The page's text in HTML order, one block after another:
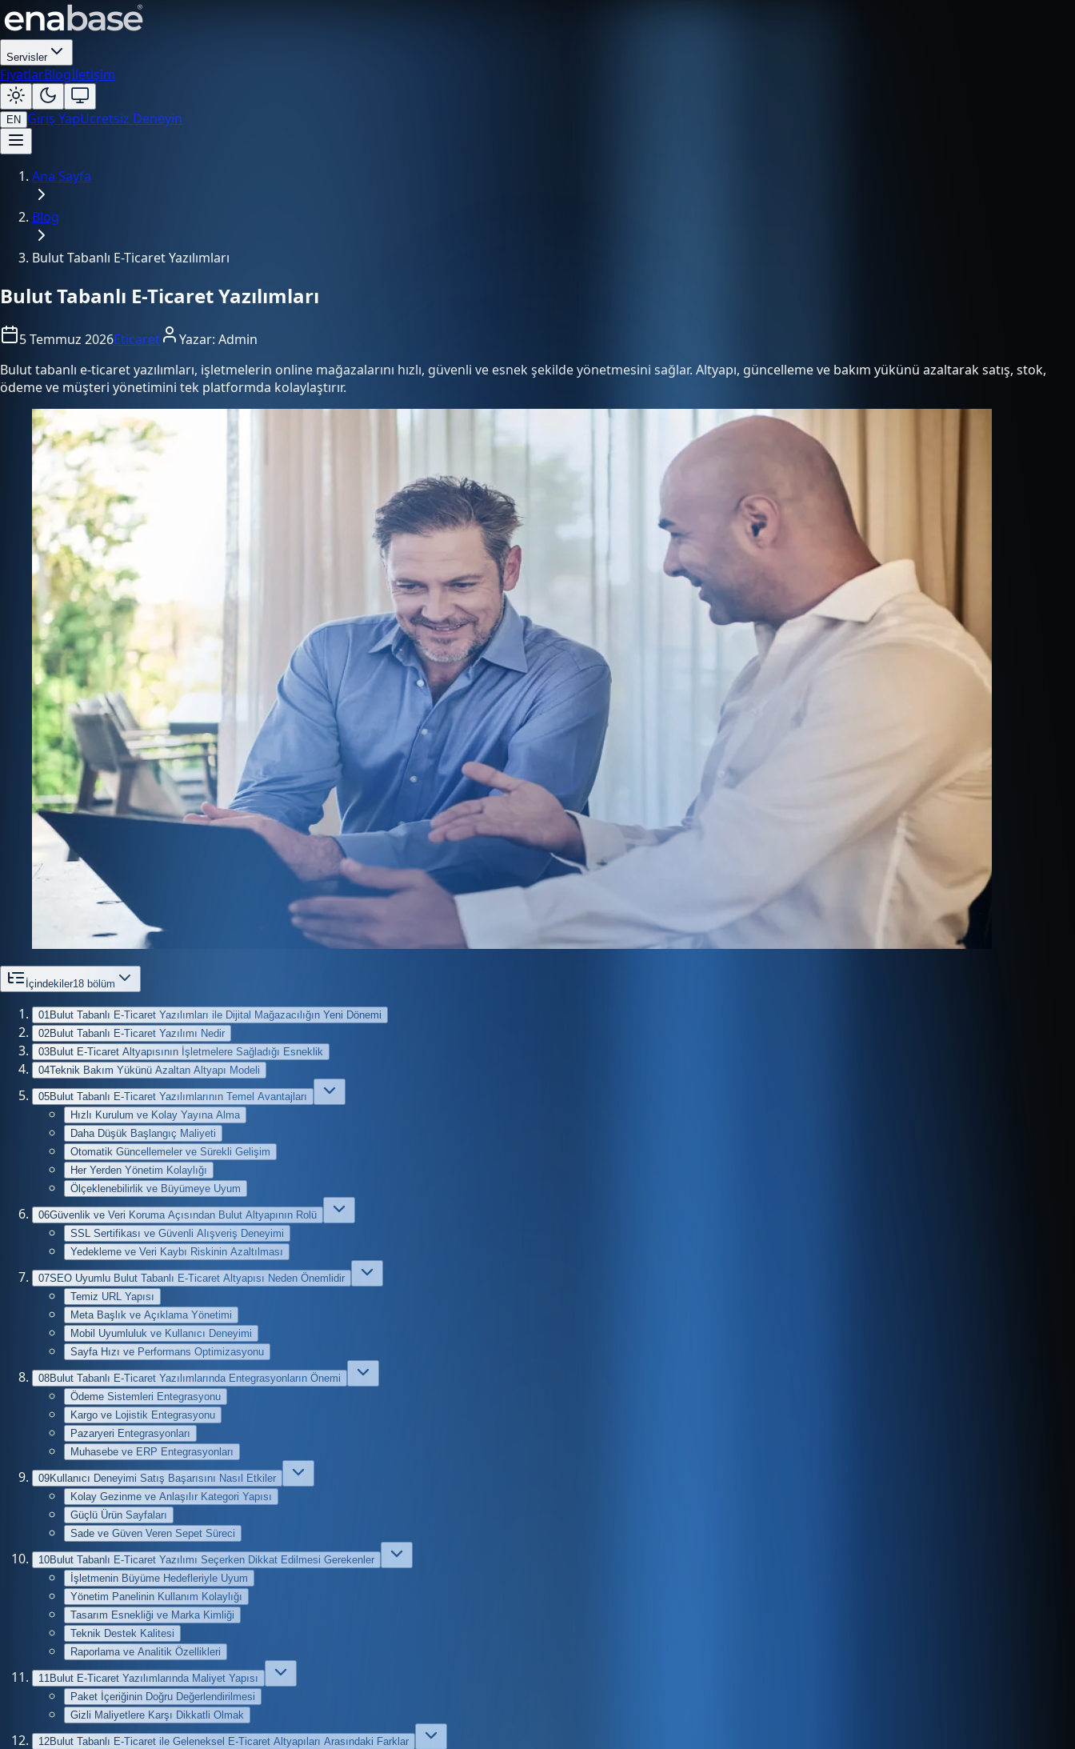
Servisler
FiyatlarBlogİletişim
EN Giriş YapÜcretsiz Deneyin
Ana Sayfa
Blog
Bulut Tabanlı E-Ticaret Yazılımları
Bulut Tabanlı E-Ticaret Yazılımları
5 Temmuz 2026Eticaret Yazar: Admin
Bulut tabanlı e-ticaret yazılımları, işletmelerin online mağazalarını hızlı, güvenli ve esnek şekilde yönetmesini sağlar. Altyapı, güncelleme ve bakım yükünü azaltarak satış, stok,
ödeme ve müşteri yönetimini tek platformda kolaylaştırır.
İçindekiler18 bölüm
01 Bulut Tabanlı E-Ticaret Yazılımları ile Dijital Mağazacılığın Yeni Dönemi
02Bulut Tabanlı E-Ticaret Yazılımı Nedir
03Bulut E-Ticaret Altyapısının İşletmelere Sağladığı Esneklik
04Teknik Bakım Yükünü Azaltan Altyapı Modeli
05Bulut Tabanlı E-Ticaret Yazılımlarının Temel Avantajları
Hızlı Kurulum ve Kolay Yayına Alma
Daha Düşük Başlangıç Maliyeti
Otomatik Güncellemeler ve Sürekli Gelişim
Her Yerden Yönetim Kolaylığı
Ölçeklenebilirlik ve Büyümeye Uyum
06Güvenlik ve Veri Koruma Açısından Bulut Altyapının Rolü
SSL Sertifikası ve Güvenli Alışveriş Deneyimi
Yedekleme ve Veri Kaybı Riskinin Azaltılması
07SEO Uyumlu Bulut Tabanlı E-Ticaret Altyapısı Neden Önemlidir
Temiz URL Yapısı
Meta Başlık ve Açıklama Yönetimi
Mobil Uyumluluk ve Kullanıcı Deneyimi
Sayfa Hızı ve Performans Optimizasyonu
08Bulut Tabanlı E-Ticaret Yazılımlarında Entegrasyonların Önemi
Ödeme Sistemleri Entegrasyonu
Kargo ve Lojistik Entegrasyonu
Pazaryeri Entegrasyonları
Muhasebe ve ERP Entegrasyonları
09Kullanıcı Deneyimi Satış Başarısını Nasıl Etkiler
Kolay Gezinme ve Anlaşılır Kategori Yapısı
Güçlü Ürün Sayfaları
Sade ve Güven Veren Sepet Süreci
10Bulut Tabanlı E-Ticaret Yazılımı Seçerken Dikkat Edilmesi Gerekenler
İşletmenin Büyüme Hedefleriyle Uyum
Yönetim Panelinin Kullanım Kolaylığı
Tasarım Esnekliği ve Marka Kimliği
Teknik Destek Kalitesi
Raporlama ve Analitik Özellikleri
11 Bulut E-Ticaret Yazılımlarında Maliyet Yapısı
Paket İçeriğinin Doğru Değerlendirilmesi
Gizli Maliyetlere Karşı Dikkatli Olmak
12Bulut Tabanlı E-Ticaret ile Geleneksel E-Ticaret Altyapıları Arasındaki Farklar